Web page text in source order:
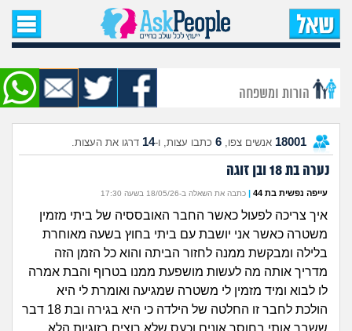
עמוד הבית
שאל שאלה
שאלות חדשות
שאלות שעוררו עניין
עצות חדשות
מה קורה כאן?
מתחם הטיפים
מדורים
הורות ומשפחה
18001 אנשים צפו, 6 כתבו עצות, ו-14 דרגו את העצות.
נערה בת 18 ובן זוגה
עייפה נפשית בת 44 | כתבה את השאלה ב-18/05/26 בשעה 17:30
איך צריכה לפעול כאשר החבר האובססיה של ביתי מזמין
משטרה כאשר אני יושבת עם ביתי בחוץ בשעה מאוחרת
בלילה ומבקשת ממנה לחזור הביתה והוא כל הזמן הזה
מדריך אותה מה לעשות מושפעת ממנו בטרוף והבת אמרה
לו לבוא ומיד מזמין לי משטרה שמגיעה ואומרת לי היא
הולכת לחבר זו החלטה של הילדה כי היא בגירה ובת 18 דבר
ששבר אותי בחוסר אונים וכעס שלא רוצים בזוגיות הלא